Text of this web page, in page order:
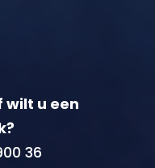
wilt u een
36